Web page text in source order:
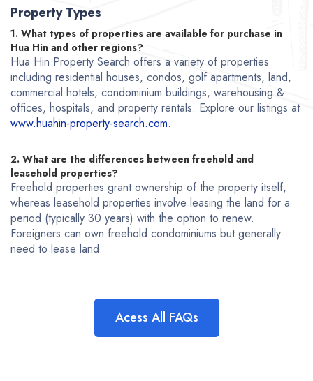
Property Types
1. What types of properties are available for purchase in
Hua Hin and other regions?
Hua Hin Property Search offers a variety of properties
including residential houses, condos, golf apartments, land,
commercial hotels, condominium buildings, warehousing &
offices, hospitals, and property rentals. Explore our listings at
www.huahin-property-search.com.
2. What are the differences between freehold and
leasehold properties?
Freehold properties grant ownership of the property itself,
whereas leasehold properties involve leasing the land for a
period (typically 30 years) with the option to renew.
Foreigners can own freehold condominiums but generally
need to lease land.
Acess All FAQs